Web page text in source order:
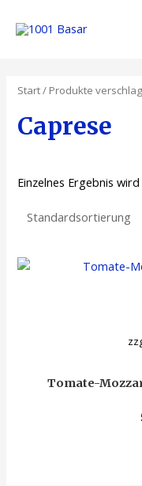
Start/ Produkte
Caprese
Einzelnes Ergebnis
Tomate-